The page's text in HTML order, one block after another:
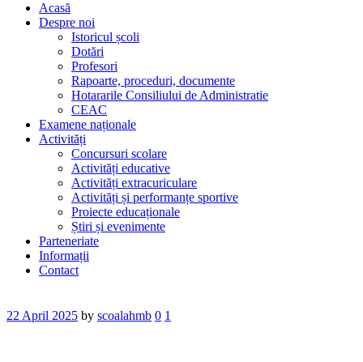
Acasă
Despre noi
Istoricul școli
Dotări
Profesori
Rapoarte, proceduri, documente
Hotararile Consiliului de Administratie
CEAC
Examene naționale
Activități
Concursuri scolare
Activități educative
Activități extracuriculare
Activități și performanțe sportive
Proiecte educaționale
Știri și evenimente
Parteneriate
Informații
Contact
22 April 2025 by scoalahmb 0 1